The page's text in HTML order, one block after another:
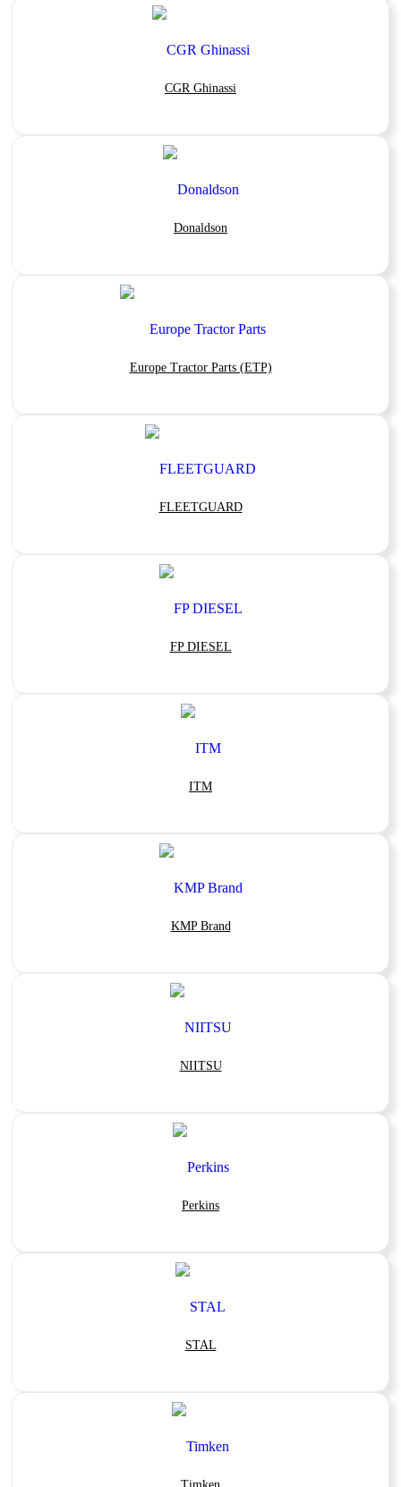
CGR Ghinassi
Donaldson
Europe Tractor Parts (ETP)
FLEETGUARD
FP DIESEL
ITM
KMP Brand
NIITSU
Perkins
STAL